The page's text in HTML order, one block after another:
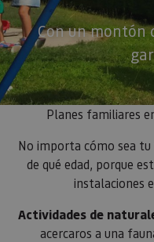
Con un montón
Planes familiares
No importa cómo sea tu
de qué edad, porque
instalaciones
Actividades de
acercaros a una